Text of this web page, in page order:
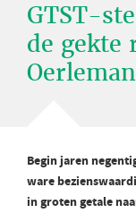
GTST-
de gekte
Begin jaren
ware
in groten getale